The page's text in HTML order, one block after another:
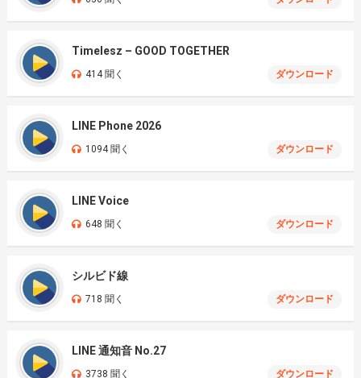
Timelesz – GOOD TOGETHER
414 聞く ダウンロード
LINE Phone 2026
1094 聞く ダウンロード
LINE Voice
648 聞く ダウンロード
シルビド線
718 聞く ダウンロード
LINE 通知音 No.27
3738 聞く ダウンロード